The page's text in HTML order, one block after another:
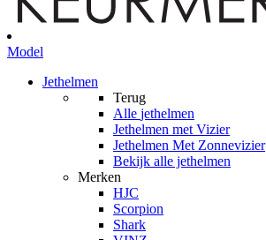
Model
Jethelmen
Terug
Alle jethelmen
Jethelmen met Vizier
Jethelmen Met Zonnevizier
Bekijk alle jethelmen
Merken
HJC
Scorpion
Shark